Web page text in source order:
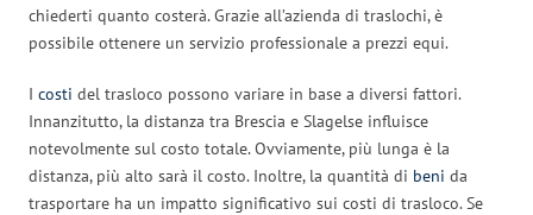
chiederti quanto costerà. Grazie all’azienda di traslochi, è
possibile ottenere un servizio professionale a prezzi equi.
I costi del trasloco possono variare in base a diversi fattori.
Innanzitutto, la distanza tra Brescia e Slagelse influisce
notevolmente sul costo totale. Ovviamente, più lunga è la
distanza, più alto sarà il costo. Inoltre, la quantità di beni da
trasportare ha un impatto significativo sui costi di trasloco. Se